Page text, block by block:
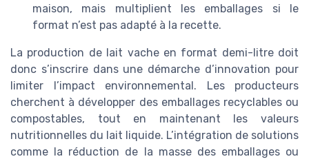
maison, mais multiplient les emballages si le
format n’est pas adapté à la recette.
La production de lait vache en format demi-litre doit
donc s’inscrire dans une démarche d’innovation pour
limiter l’impact environnemental. Les producteurs
cherchent à développer des emballages recyclables ou
compostables, tout en maintenant les valeurs
nutritionnelles du lait liquide. L’intégration de solutions
comme la réduction de la masse des emballages ou